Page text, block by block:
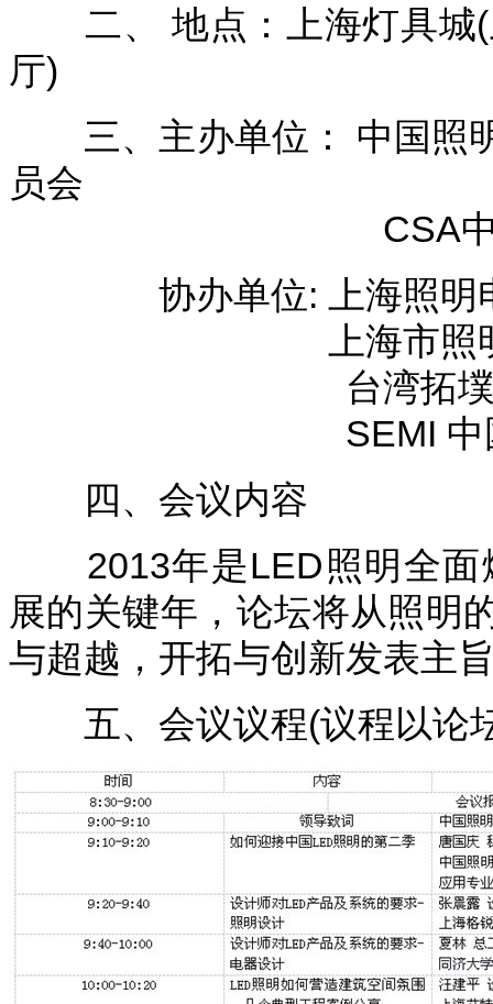
二、 地点：上海灯具城(
厅)
三、主办单位： 中国照
员会
CSA中国(华东
协办单位: 上海照明电
上海市照明
台湾拓墣产业
SEMI 中
四、会议内容
2013年是LED照明全面
展的关键年，论坛将从照明
与超越，开拓与创新发表主
五、会议议程(议程以论